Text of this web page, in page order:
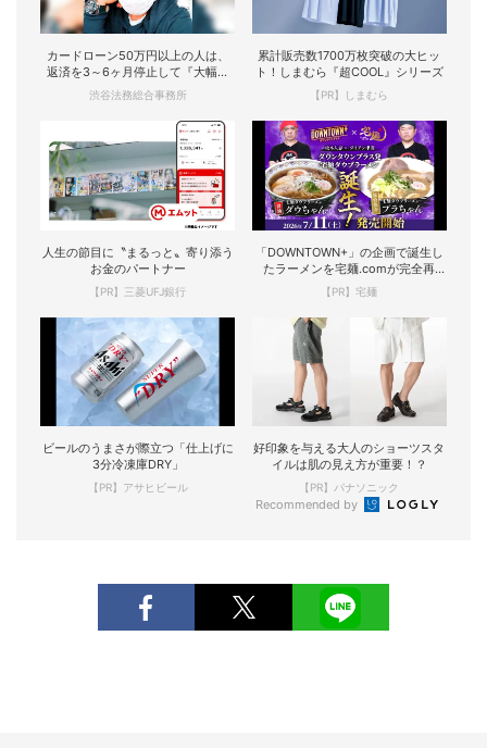
カードローン50万円以上の人は、
返済を3～6ヶ月停止して『大幅に
減額してから返済...
渋谷法務総合事務所
累計販売数1700万枚突破の大ヒッ
ト！しまむら『超COOL』シリーズ
【PR】しまむら
人生の節目に〝まるっと〟寄り添う
お金のパートナー
【PR】三菱UFJ銀行
「DOWNTOWN+」の企画で誕生し
たラーメンを宅麺.comが完全再
現！
【PR】宅麺
ビールのうまさが際立つ「仕上げに
3分冷凍庫DRY」
【PR】アサヒビール
好印象を与える大人のショーツスタ
イルは肌の見え方が重要！？
【PR】パナソニック
Recommended by